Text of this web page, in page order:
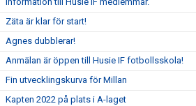
Zäta är klar för start!
Agnes dubblerar!
Anmälan är öppen till Husie IF fotbollsskola!
Fin utvecklingskurva för Millan
Kapten 2022 på plats i A-laget